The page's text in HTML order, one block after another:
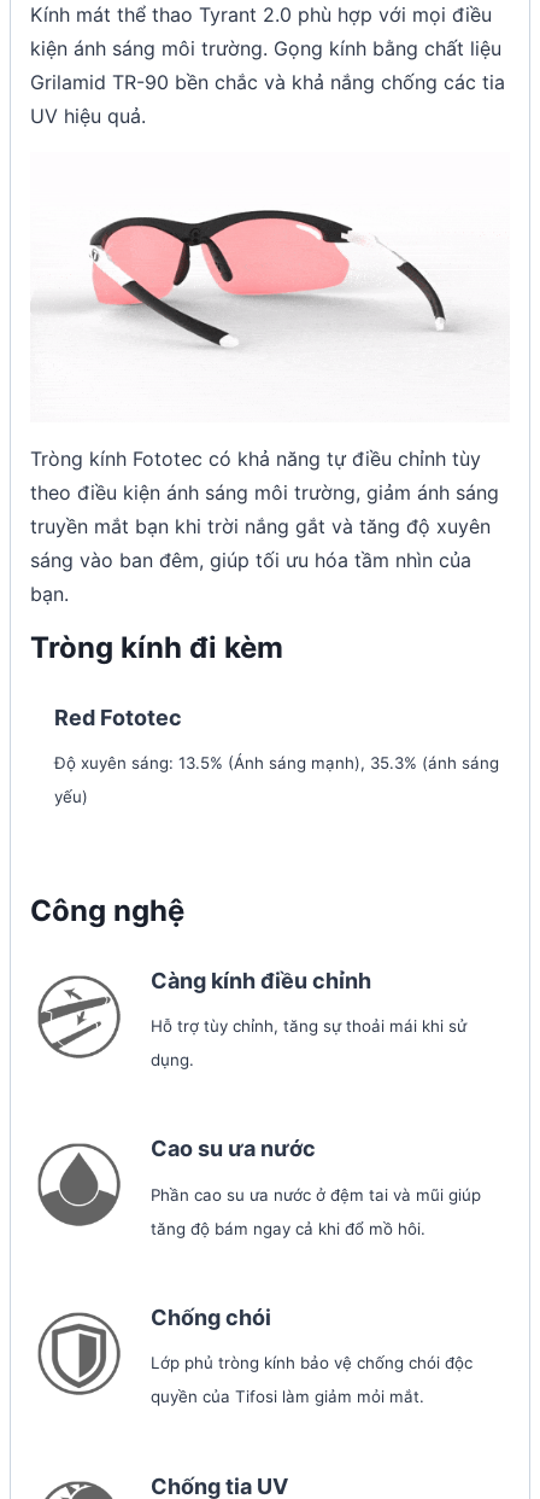
Kính mát thể thao Tyrant 2.0 phù hợp với mọi điều
kiện ánh sáng môi trường. Gọng kính bằng chất liệu
Grilamid TR-90 bền chắc và khả nắng chống các tia
UV hiệu quả.
Tròng kính Fototec có khả năng tự điều chỉnh tùy
theo điều kiện ánh sáng môi trường, giảm ánh sáng
truyền mắt bạn khi trời nắng gắt và tăng độ xuyên
sáng vào ban đêm, giúp tối ưu hóa tầm nhìn của
bạn.
Tròng kính đi kèm
Red Fototec
Độ xuyên sáng: 13.5% (Ánh sáng mạnh), 35.3% (ánh sáng
yếu)
Công nghệ
Càng kính điều chỉnh
Hỗ trợ tùy chỉnh, tăng sự thoải mái khi sử
dụng.
Cao su ưa nước
Phần cao su ưa nước ở đệm tai và mũi giúp
tăng độ bám ngay cả khi đổ mồ hôi.
Chống chói
Lớp phủ tròng kính bảo vệ chống chói độc
quyền của Tifosi làm giảm mỏi mắt.
Chống tia UV